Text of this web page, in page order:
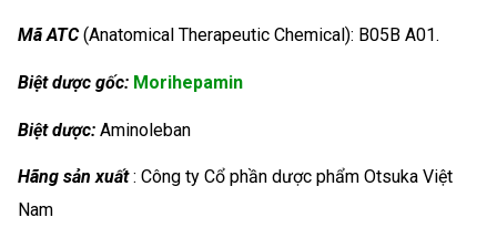
Mã ATC(Anatomical Therapeutic Chemical): B05B A01.
Biệt dược gốc: Morihepamin
Biệt dược: Aminoleban
Hãng sản xuất: Công ty Cổ phần dược phẩm Otsuka Việt
Nam